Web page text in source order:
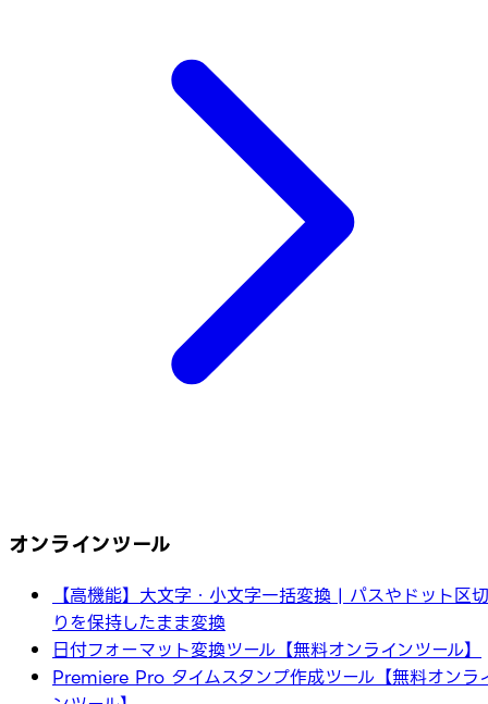
オンラインツール
【高機能】大文字・小文字一括変換 | パスやドット区切
りを保持したまま変換
日付フォーマット変換ツール【無料オンラインツール】
Premiere Pro タイムスタンプ作成ツール【無料オンラ